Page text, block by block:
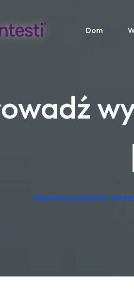
Dom
Darmowy analizator do